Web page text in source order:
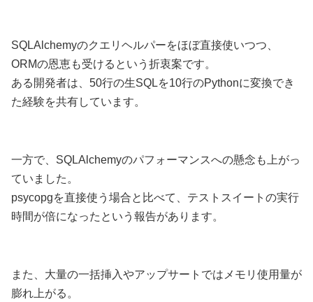
SQLAlchemyのクエリヘルパーをほぼ直接使いつつ、
ORMの恩恵も受けるという折衷案です。
ある開発者は、50行の生SQLを10行のPythonに変換でき
た経験を共有しています。
一方で、SQLAlchemyのパフォーマンスへの懸念も上がっ
ていました。
psycopgを直接使う場合と比べて、テストスイートの実行
時間が倍になったという報告があります。
また、大量の一括挿入やアップサートではメモリ使用量が
膨れ上がる。